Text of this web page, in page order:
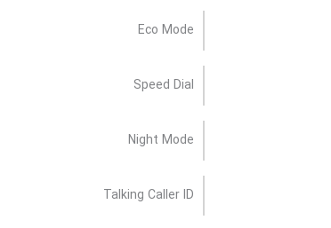
Eco Mode
Speed Dial
Night Mode
Talking Caller ID